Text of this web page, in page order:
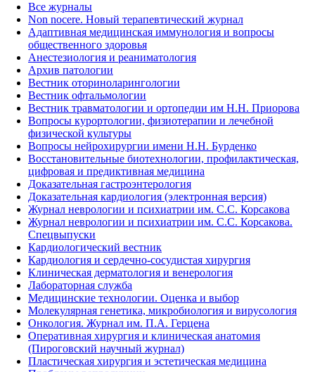
Все журналы
Non nocere. Новый терапевтический журнал
Адаптивная медицинская иммунология и вопросы
общественного здоровья
Анестезиология и реаниматология
Архив патологии
Вестник оториноларингологии
Вестник офтальмологии
Вестник травматологии и ортопедии им Н.Н. Приорова
Вопросы курортологии, физиотерапии и лечебной
физической культуры
Вопросы нейрохирургии имени Н.Н. Бурденко
Восстановительные биотехнологии, профилактическая,
цифровая и предиктивная медицина
Доказательная гастроэнтерология
Доказательная кардиология (электронная версия)
Журнал неврологии и психиатрии им. С.С. Корсакова
Журнал неврологии и психиатрии им. С.С. Корсакова.
Спецвыпуски
Кардиологический вестник
Кардиология и сердечно-сосудистая хирургия
Клиническая дерматология и венерология
Лабораторная служба
Медицинские технологии. Оценка и выбор
Молекулярная генетика, микробиология и вирусология
Онкология. Журнал им. П.А. Герцена
Оперативная хирургия и клиническая анатомия
(Пироговский научный журнал)
Пластическая хирургия и эстетическая медицина